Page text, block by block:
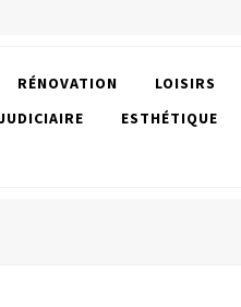
RÉNOVATION LOISIRS
ESTHÉTIQUE